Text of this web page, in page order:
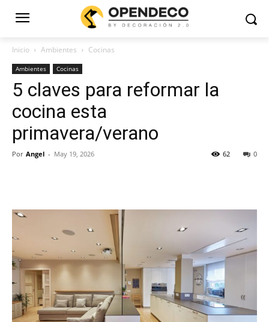
Inicio Ambientes Cocinas
Ambientes Cocinas
5 claves para reformar la
cocina esta
primavera/verano
Por Angel - May 19, 2026 0
62